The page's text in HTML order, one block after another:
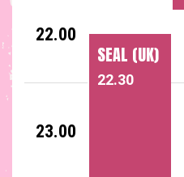
22.00
23.00
SEAL (UK)
22.30